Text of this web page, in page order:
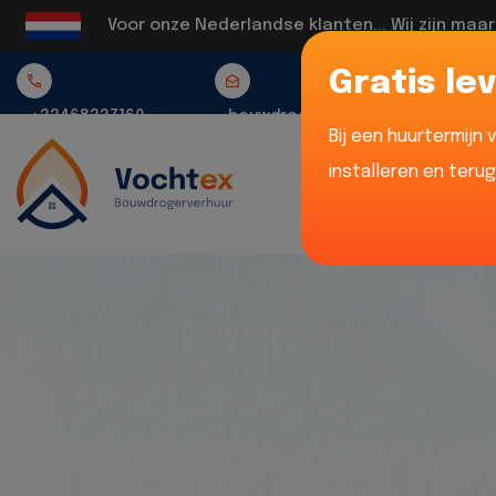
Voor onze Nederlandse klanten... Wij zijn
+32468337160 bouwdrogerverhuur@vochtex.be
Gratis
Bij een huurtermijn
installeren en